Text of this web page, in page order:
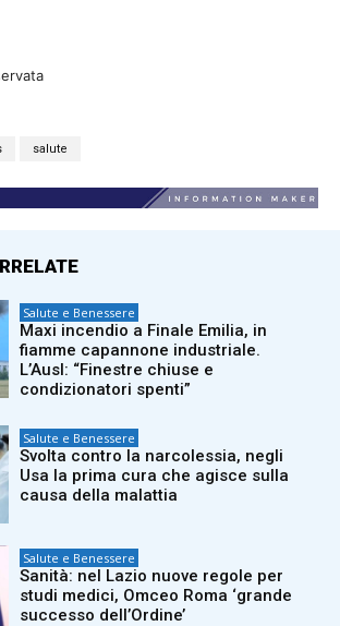
salute
Salute e Benessere
Maxi incendio a Finale Emilia, in
fiamme capannone industriale.
L’Ausl: “Finestre chiuse e
condizionatori spenti”
Salute e Benessere
Svolta contro la narcolessia, negli
Usa la prima cura che agisce sulla
causa della malattia
Salute e Benessere
Sanità: nel Lazio nuove regole per
studi medici, Omceo Roma ‘grande
successo dell’Ordine’